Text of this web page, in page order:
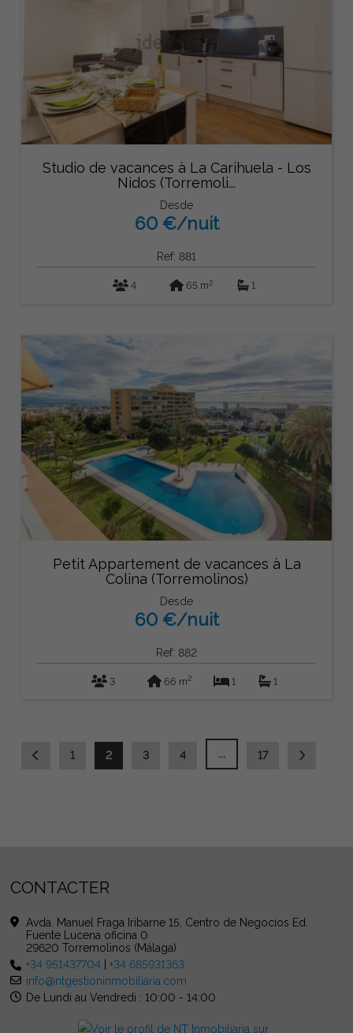
Studio de vacances à La Carihuela - Los
Nidos (Torremoli...
Desde
60 €/nuit
Ref: 881
4 65 m2 1
Petit Appartement de vacances à La
Colina (Torremolinos)
Desde
60 €/nuit
Ref: 882
3 66 m2 1 1
1 2 3 4 ... 17
CONTACTER
Avda. Manuel Fraga Iribarne 15, Centro de Negocios Ed.
Fuente Lucena oficina 0
29620 Torremolinos (Málaga)
+34 951437704 |+34 685931363
info@ntgestioninmobiliaria.com
De Lundi au Vendredi : 10:00 - 14:00